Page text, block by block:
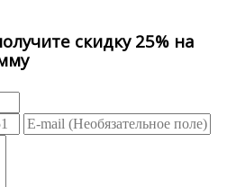
скидку 25% на